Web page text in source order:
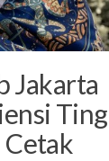
Jakarta